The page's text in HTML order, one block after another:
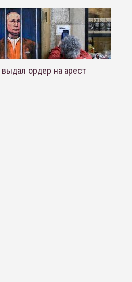
выдал ордер на арест